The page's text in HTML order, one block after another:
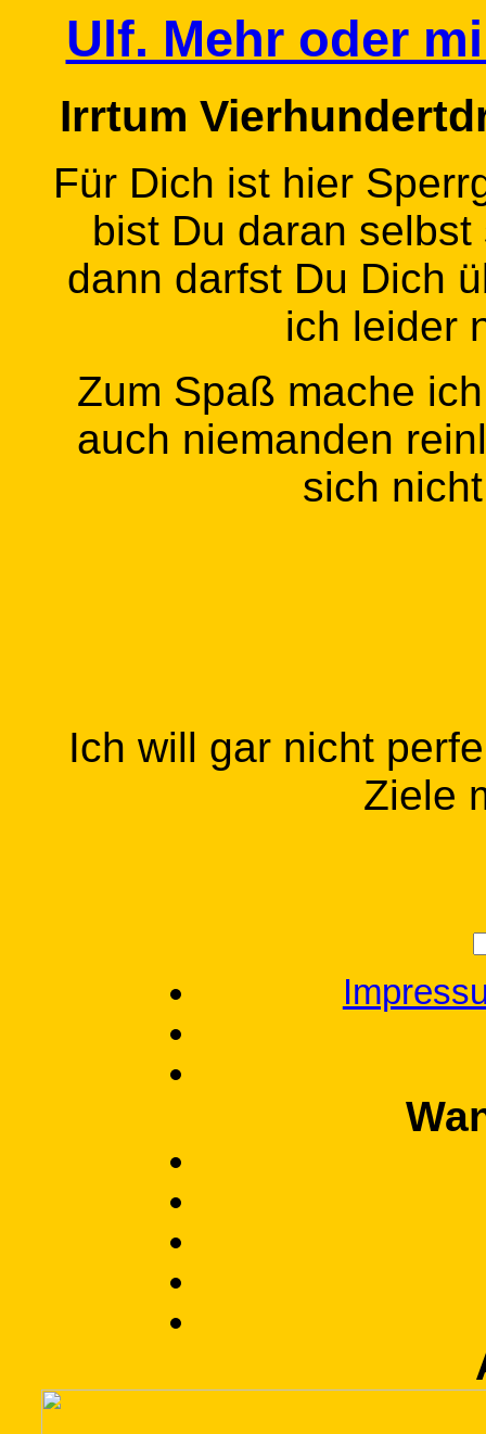
Ulf. Mehr oder
Irrtum
Für Dich ist hier
bist Du daran
dann darfst Du Dich
ich leider
Zum Spaß mache
auch niemanden
sich
Ich will gar nicht
Ziele